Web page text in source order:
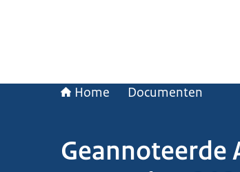
Home Documenten
Geannoteerde